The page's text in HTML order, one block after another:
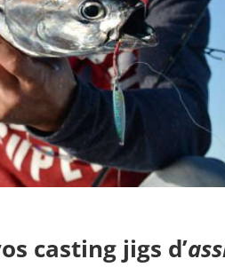
casting jigs d’